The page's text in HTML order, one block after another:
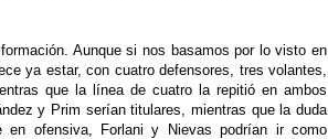
Aunque si nos basamos por lo visto en
ya estar, con cuatro defensores, tres volantes,
que la línea de cuatro la repitió en ambos
y Prim serían titulares, mientras que la duda
ofensiva, Forlani y Nievas podrían ir como